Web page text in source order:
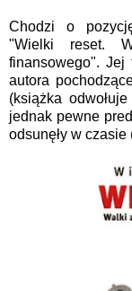
Chodzi o
"Wielki reset.
finansowego". Jej
autora
(książka
jednak pewne
odsunęły w czasie